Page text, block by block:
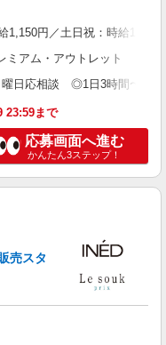
1,150円／土日祝：時給
アム・アウトレット
応相談 ◎1日3時間〜 1日3時
23:59まで
応募画面へ進む
かんたん3ステップ！
売スタ